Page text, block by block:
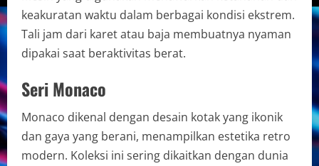
keakuratan waktu dalam berbagai kondisi ekstrem.
Tali jam dari karet atau baja membuatnya nyaman
dipakai saat beraktivitas berat.
Seri Monaco
Monaco dikenal dengan desain kotak yang ikonik
dan gaya yang berani, menampilkan estetika retro
modern. Koleksi ini sering dikaitkan dengan dunia